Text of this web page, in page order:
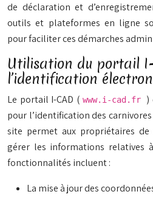
de déclaration et
outils et plateformes en ligne
pour faciliter ces démarches
Utilisation du portail
l’identification
Le portail I-CAD ( www.i-cad.fr )
pour l’identification des
site permet aux propriétaires
gérer les informations relatives
fonctionnalités incluent :
La mise à jour des